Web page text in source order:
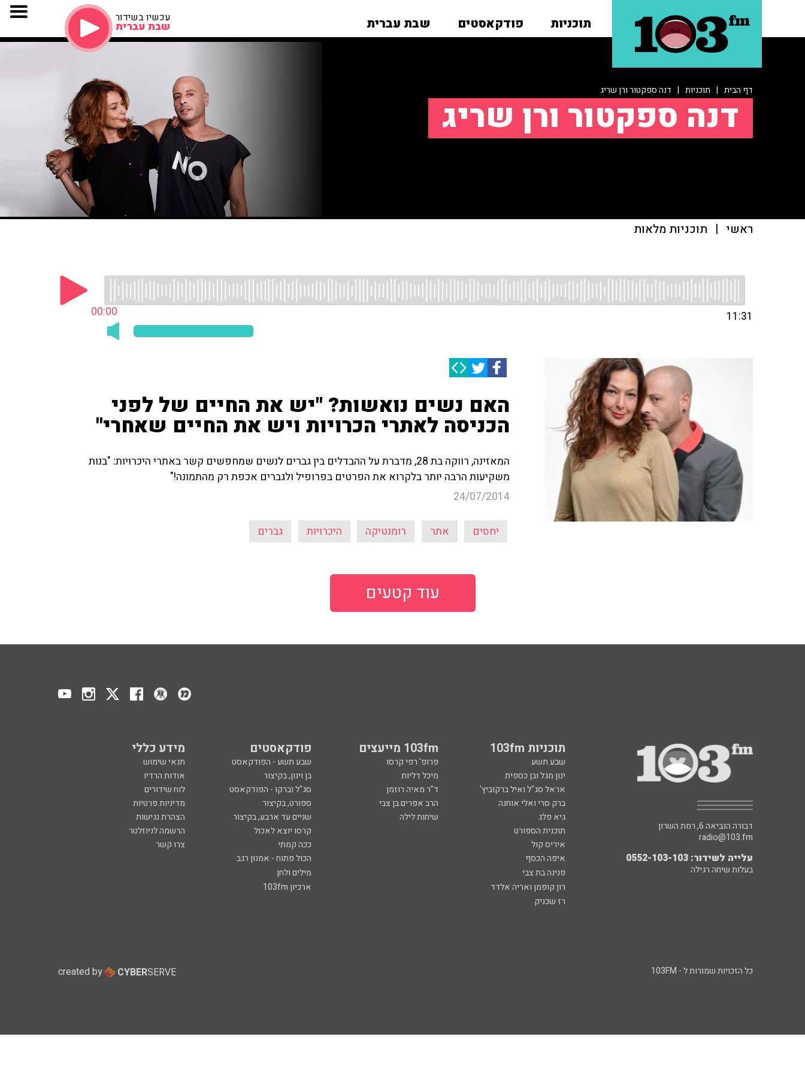
תוכניות פודקאסטים שבת עברית עכשיו בשידור
שבת עברית
דף הבית | תוכניות | דנה ספקטור ורן שריג
דנה ספקטור ורן שריג
ראשי | תוכניות מלאות
00:00 11:31
האם נשים נואשות? "יש את החיים של לפני
הכניסה לאתרי הכרויות ויש את החיים שאחרי"
המאזינה, רווקה בת 28, מדברת על ההבדלים בין גברים לנשים שמחפשים קשר באתרי היכרויות: "בנות
משקיעות הרבה יותר בלקרוא את הפרטים בפרופיל ולגברים אכפת רק מהתמונה!"
24/07/2014
יחסים אתר רומנטיקה היכרויות גברים
עוד קטעים
תוכניות 103fm 103fm מייעצים פודקאסטים מידע כללי
שבע תשע פרופ' רפי קרסו שבע תשע - הפודקאסט
תנאי שימוש
ינון מגל ובן כספית
מיכל דליות בן וינון, בקיצור
אודות הרדיו
אראל סג"ל ואיל ברקוביץ'
ד"ר מאיה רוזמן סג"ל וברקו - הפודקאסט
לוח שידורים
ברק סרי ואלי אוחנה
הרב אפרים בן צבי ספורט, בקיצור
מדיניות פרטיות
גיא פלג
שיחות לילה שניים עד ארבע, בקיצור
הצהרת נגישות
תוכנית הספורט
קרסו יוצא לאכול
הרשמה לניוזלטר
איריס קול
ככה קמתי
צרו קשר
איפה הכסף
הכול פתוח - אמנון רגב
פנינה בת צבי
מילים ולחן
רון קופמן ואריה אלדד
ארכיון 103fm
רז שכניק
דבורה הנביאה 6, רמת השרון
radio@103.fm
עלייה לשידור: 0552-103-103
בעלות שיחה רגילה
כל הזכויות שמורות ל - 103FM created by CYBERSERVE